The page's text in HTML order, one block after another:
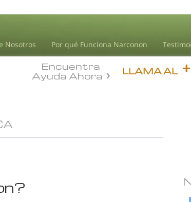
Nosotros Por qué Funciona Narconon
LLAMA AL
Encuentra
Ayuda Ahora